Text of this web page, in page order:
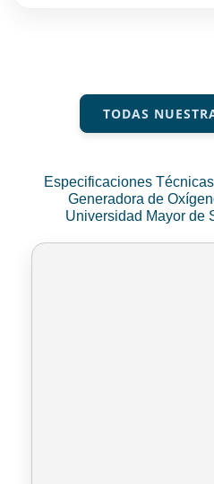
TODAS
Especificaciones
Generadora de
Universidad Mayor de